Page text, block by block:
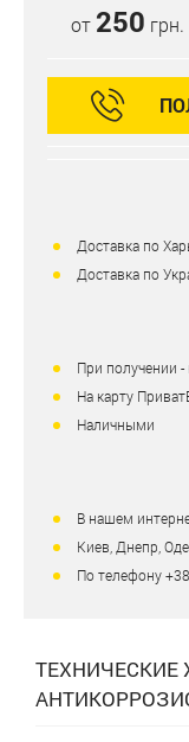
от 250
Доставка по
Доставка по
При получении
На карту
Наличными
В нашем
Киев, Днепр,
По телефону
ТЕХНИЧЕСКИЕ